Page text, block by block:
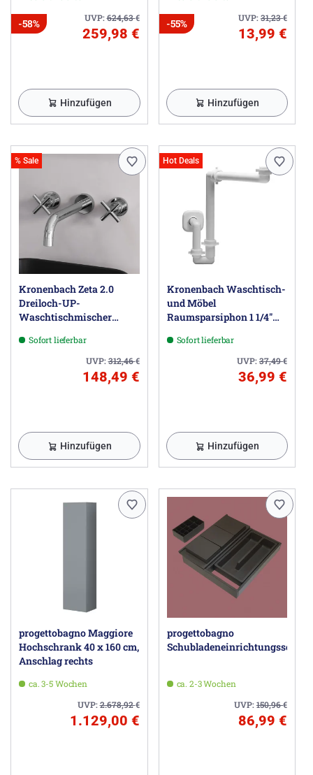
20 cm, wassersparend
UVP:624,63€
-58%
259,98 €
Hinzufügen
UVP:31,23€
-55%
13,99 €
Hinzufügen
% Sale
Kronenbach Zeta 2.0
Dreiloch-UP-
Waschtischmischer
Sofort lieferbar
UVP:312,46€
148,49 €
Hinzufügen
Hot Deals
Kronenbach Waschtisch-
und Möbel
Raumsparsiphon 1 1/4"
Sofort lieferbar
UVP:37,49€
36,99 €
Hinzufügen
progettobagno Maggiore
Hochschrank 40 x 160 cm,
Anschlag rechts
ca. 3-5 Wochen
UVP:2.678,92€
1.129,00 €
progettobagno
Schubladeneinrichtungsset
ca. 2-3 Wochen
UVP:150,96€
86,99 €